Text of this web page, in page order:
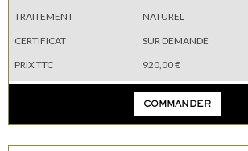
TRAITEMENT
NATUREL
CERTIFICAT
SUR DEMANDE
PRIX TTC
920,00 €
COMMANDER